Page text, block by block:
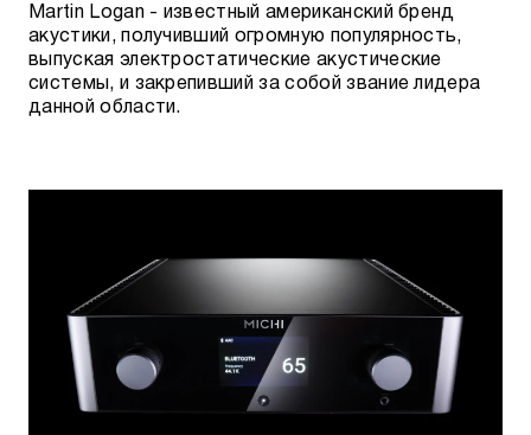
Martin Logan - известный американский бренд
акустики, получивший огромную популярность,
выпуская электростатические акустические
системы, и закрепивший за собой звание лидера
данной области.